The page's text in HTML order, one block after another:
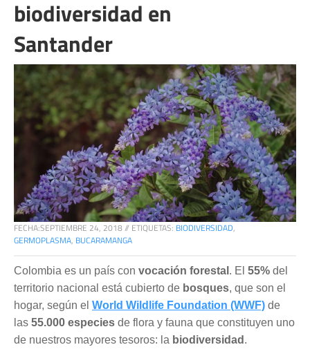
biodiversidad en
Santander
FECHA:SEPTIEMBRE 24, 2018// ETIQUETAS: BIODIVERSIDAD,
GERMOPLASMA, BUCARAMANGA
Colombia es un país con vocación forestal . El 55% del
territorio nacional está cubierto de bosques, que son el
hogar, según el World Wildlife Foundation (WWF) de
las 55.000 especies de flora y fauna que constituyen uno
de nuestros mayores tesoros: la biodiversidad .